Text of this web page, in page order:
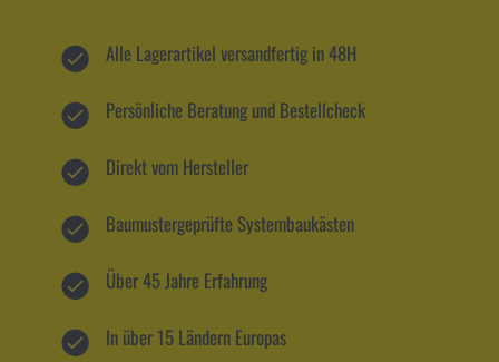
Alle Lagerartikel versandfertig in 48H
Persönliche Beratung und Bestellcheck
Direkt vom Hersteller
Baumustergeprüfte Systembaukästen
Über 45 Jahre Erfahrung
In über 15 Ländern Europas